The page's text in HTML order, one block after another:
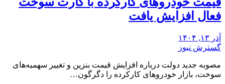
فعال افزایش یافت
آذر ۱۳, ۱۴۰۴
گسترش نیوز
مصوبه جدید دولت درباره افزایش قیمت بنزین و تغییر سهمیه‌های
سوخت، بازار خودروهای کارکرده را دگرگون…